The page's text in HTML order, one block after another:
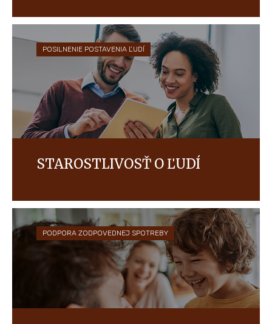
aby boli v našich globálnych prevádzkach a našich
dodávateľských reťazcoch energeticky
efektívnejšie.
POSILNENIE POSTAVENIA ĽUDÍ
STAROSTLIVOSŤ O ĽUDÍ
nám na našich ľuďoch záleží.
PODPORA ZODPOVEDNEJ SPOTREBY